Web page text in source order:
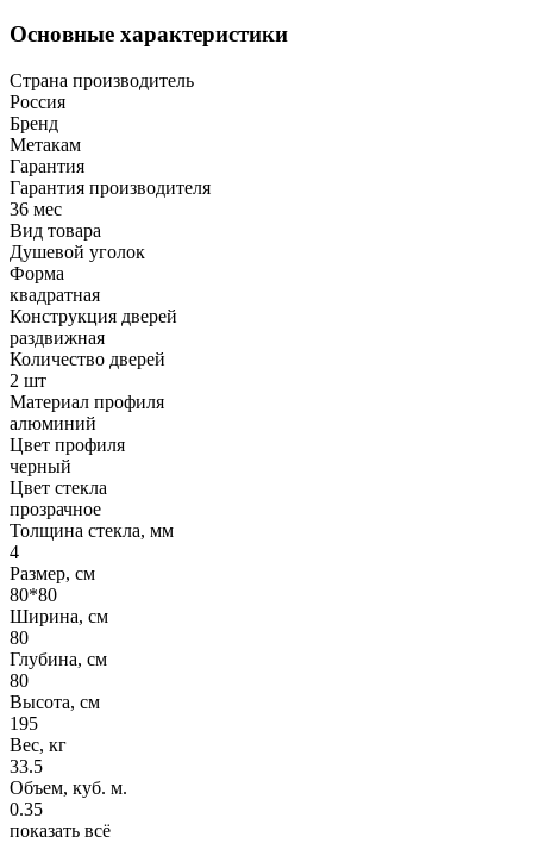
Основные характеристики
Страна производитель
Россия
Бренд
Метакам
Гарантия
Гарантия производителя
36 мес
Вид товара
Душевой уголок
Форма
квадратная
Конструкция дверей
раздвижная
Количество дверей
2 шт
Материал профиля
алюминий
Цвет профиля
черный
Цвет стекла
прозрачное
Толщина стекла, мм
4
Размер, см
80*80
Ширина, см
80
Глубина, см
80
Высота, см
195
Вес, кг
33.5
Объем, куб. м.
0.35
показать всё